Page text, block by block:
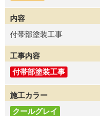
内容
付帯部塗装工事
工事内容
付帯部塗装工事
施工カラー
クールグレイ